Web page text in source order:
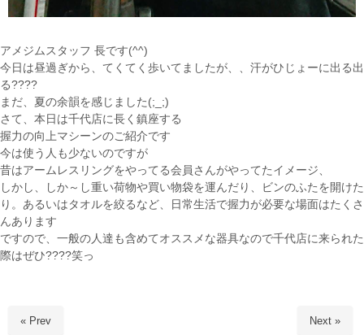
アメジムスタッフ 長です(^^)
今日は昼過ぎから、てくてく歩いてましたが、、汗がひじょーに出る出
る????
まだ、夏の余韻を感じました(;_;)
さて、本日は千代店に長く鎮座する
握力の向上マシーンのご紹介です
今は使う人も少ないのですが
昔はアームレスリングをやってる会員さんがやってたイメージ、
しかし、しか～し重い荷物や買い物袋を運んだり、ビンのふたを開けた
り。あるいはタオルを絞るなど、日常生活で握力が必要な場面はたくさ
んあります
ですので、一般の人達も含めてオススメな器具なので千代店に来られた
際はぜひ????笑っ
« Prev Next »